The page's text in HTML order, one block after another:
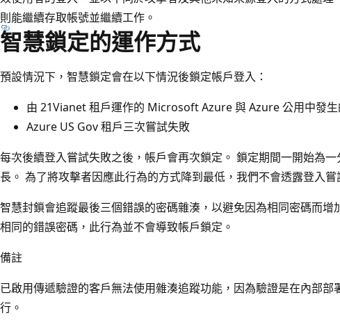
則能繼續存取帳號並繼續工作。
智慧鎖定的運作方式
預設情況下，智慧鎖定會在以下情況後鎖定帳戶登入：
由 21Vianet 租戶運作的 Microsoft Azure 與 Azure 公用中發
Azure US Gov 租戶三次嘗試失敗
每次後續登入嘗試失敗之後，帳戶會再次鎖定。 鎖定期間一開始為
長。 為了將攻擊者因應此行為的方式降到最低，我們不會透露登入
智慧封鎖會追蹤最後三個錯誤的密碼雜湊，以避免因為相同密碼而增
相同的錯誤密碼，此行為並不會導致帳戶鎖定。
備註
已啟用傳遞驗證的客戶無法使用雜湊追蹤功能，因為驗證是在內部
行。